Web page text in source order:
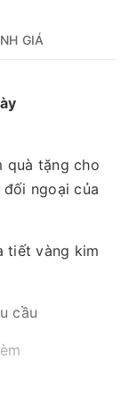
GIÁ
quà tặng cho
ngoại của
tiết vàng kim
cầu